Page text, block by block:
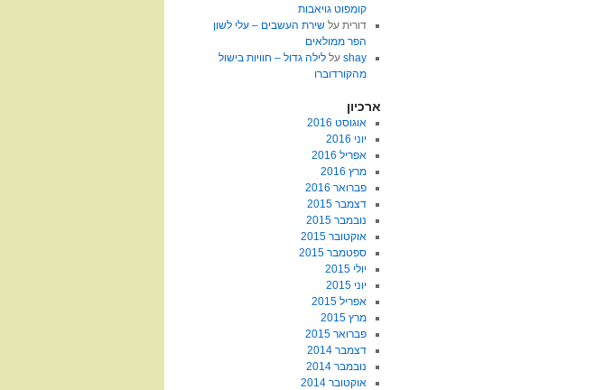
קומפוט גויאבות
דוריתעל שירת העשבים – עלי לשון
הפר ממולאים
shayעל לילה גדול – חוויות בישול
מהקורדוברו
ארכיון
אוגוסט 2016
יוני 2016
אפריל 2016
מרץ 2016
פברואר 2016
דצמבר 2015
נובמבר 2015
אוקטובר 2015
ספטמבר 2015
יולי 2015
יוני 2015
אפריל 2015
מרץ 2015
פברואר 2015
דצמבר 2014
נובמבר 2014
אוקטובר 2014